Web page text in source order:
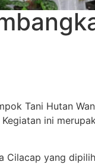
Tani Hutan
ini
yang